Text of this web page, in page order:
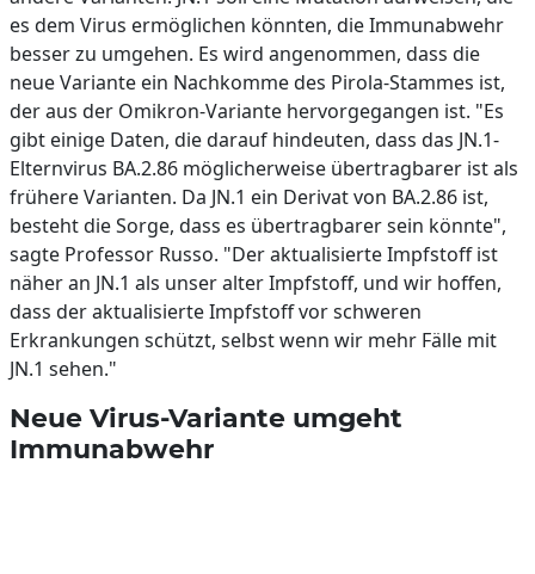
es dem Virus ermöglichen könnten, die Immunabwehr
besser zu umgehen. Es wird angenommen, dass die
neue Variante ein Nachkomme des Pirola-Stammes ist,
der aus der Omikron-Variante hervorgegangen ist. "Es
gibt einige Daten, die darauf hindeuten, dass das JN.1-
Elternvirus BA.2.86 möglicherweise übertragbarer ist als
frühere Varianten. Da JN.1 ein Derivat von BA.2.86 ist,
besteht die Sorge, dass es übertragbarer sein könnte",
sagte Professor Russo. "Der aktualisierte Impfstoff ist
näher an JN.1 als unser alter Impfstoff, und wir hoffen,
dass der aktualisierte Impfstoff vor schweren
Erkrankungen schützt, selbst wenn wir mehr Fälle mit
JN.1 sehen."
Neue Virus-Variante umgeht
Immunabwehr